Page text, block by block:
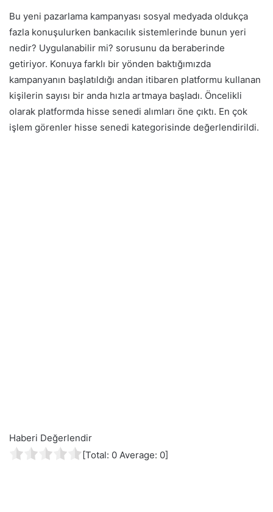
Bu yeni pazarlama kampanyası sosyal medyada oldukça
fazla konuşulurken bankacılık sistemlerinde bunun yeri
nedir? Uygulanabilir mi? sorusunu da beraberinde
getiriyor. Konuya farklı bir yönden baktığımızda
kampanyanın başlatıldığı andan itibaren platformu kullanan
kişilerin sayısı bir anda hızla artmaya başladı. Öncelikli
olarak platformda hisse senedi alımları öne çıktı. En çok
işlem görenler hisse senedi kategorisinde değerlendirildi.
Haberi Değerlendir
[Total: 0 Average: 0]